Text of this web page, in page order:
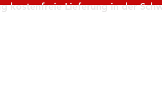
Lieferung in der